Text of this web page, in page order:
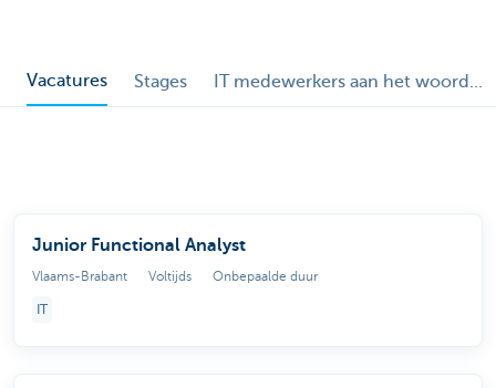
Vacatures Stages IT medewerkers aan het woord...
Junior Functional Analyst
Vlaams-Brabant Voltijds Onbepaalde duur
IT